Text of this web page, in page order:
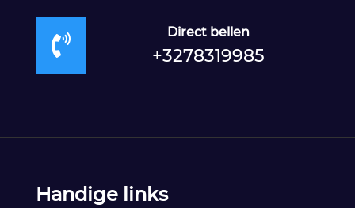

Direct bellen
+3278319985
Handige links